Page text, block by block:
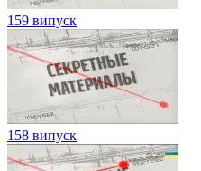
159 випуск
158 випуск